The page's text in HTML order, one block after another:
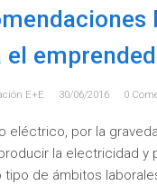
el
E+e 30/06/2016 0
eléctrico, por la
la electricidad y
tipo de ámbitos